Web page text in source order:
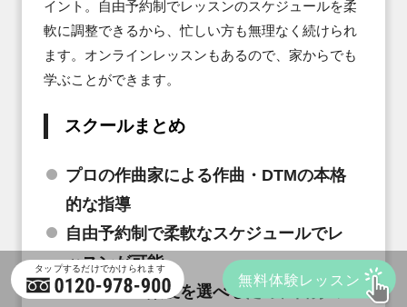
イント。自由予約制でレッスンのスケジュールを柔
軟に調整できるから、忙しい方も無理なく続けられ
ます。オンラインレッスンもあるので、家からでも
学ぶことができます。
スクールまとめ
プロの作曲家による作曲・DTMの本格
的な指導
自由予約制で柔軟なスケジュールでレ
ッスンが可能
レッスンの頻度を選べるため、自分の